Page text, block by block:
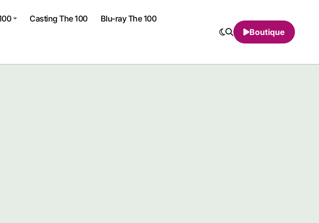
Casting The 100 Blu-ray The 100
Boutique